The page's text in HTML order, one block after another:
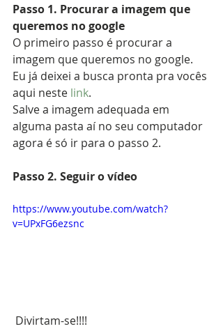
Passo 1. Procurar a imagem que
queremos no google
O primeiro passo é procurar a
imagem que queremos no google.
Eu já deixei a busca pronta pra vocês
aqui neste link.
Salve a imagem adequada em
alguma pasta aí no seu computador
agora é só ir para o passo 2.
Passo 2. Seguir o vídeo
https://www.youtube.com/watch?
v=UPxFG6ezsnc
Divirtam-se!!!!